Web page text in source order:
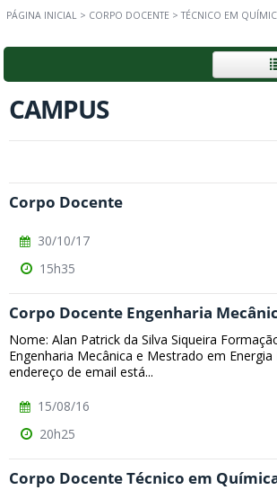
PÁGINA INICIAL > CORPO DOCENTE >TÉCNICO EM
CAMPUS
Corpo Docente
30/10/17
15h35
Corpo Docente Engenharia
Nome: Alan Patrick da Silva Siqueira
Engenharia Mecânica e Mestrado em Energia
endereço de email está...
15/08/16
20h25
Corpo Docente Técnico em